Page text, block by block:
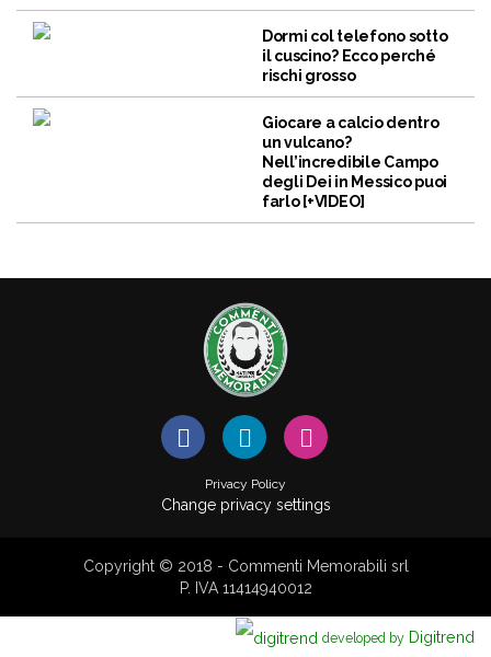
Dormi col telefono sotto
il cuscino? Ecco perché
rischi grosso
Giocare a calcio dentro
un vulcano?
Nell’incredibile Campo
degli Dei in Messico puoi
farlo [+VIDEO]
Privacy Policy
Change privacy settings
Copyright © 2018 - Commenti Memorabili srl
P. IVA 11414940012
developed by Digitrend